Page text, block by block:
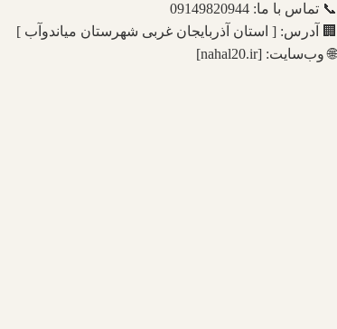
📞 تماس با ما: 09149820944
🏢 آدرس: [ استان آذربایجان غربی شهرستان میاندوآب ]
🌐 وب‌سایت: [nahal20.ir]